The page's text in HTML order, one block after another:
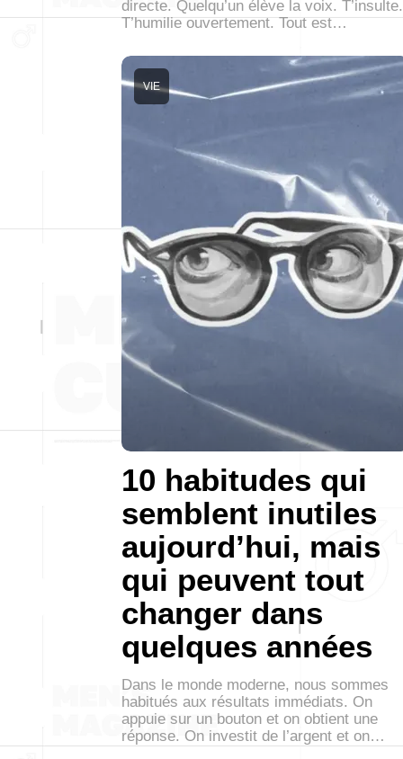
directe. Quelqu’un élève la voix. T’insulte.
T’humilie ouvertement. Tout est…
10 habitudes qui
semblent inutiles
aujourd’hui, mais
qui peuvent tout
changer dans
quelques années
VIE
Dans le monde moderne, nous sommes
habitués aux résultats immédiats. On
appuie sur un bouton et on obtient une
réponse. On investit de l’argent et on…